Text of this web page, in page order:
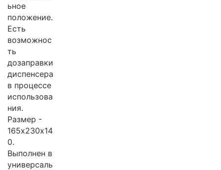
ьное
положение.
Есть
возможнос
ть
дозаправки
диспенсера
в процессе
использова
ния.
Размер -
165х230х14
0.
Выполнен в
универсаль